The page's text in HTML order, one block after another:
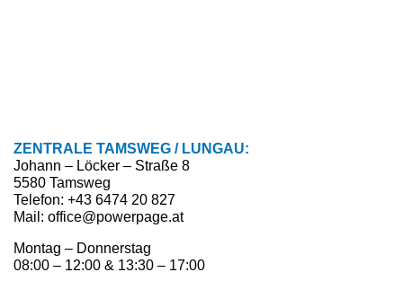
ZENTRALE TAMSWEG / LUNGAU:
Johann – Löcker – Straße 8
5580 Tamsweg
Telefon: +43 6474 20 827
Mail: office@powerpage.at
Montag – Donnerstag
08:00 – 12:00 & 13:30 – 17:00